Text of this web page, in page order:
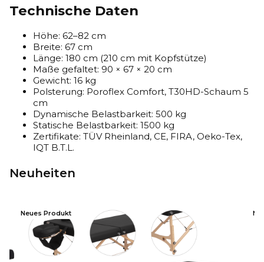
Technische Daten
Höhe: 62–82 cm
Breite: 67 cm
Länge: 180 cm (210 cm mit Kopfstütze)
Maße gefaltet: 90 × 67 × 20 cm
Gewicht: 16 kg
Polsterung: Poroflex Comfort, T30HD-Schaum 5
cm
Dynamische Belastbarkeit: 500 kg
Statische Belastbarkeit: 1500 kg
Zertifikate: TÜV Rheinland, CE, FIRA, Oeko-Tex,
IQT B.T.L.
Neuheiten
Neues Produkt